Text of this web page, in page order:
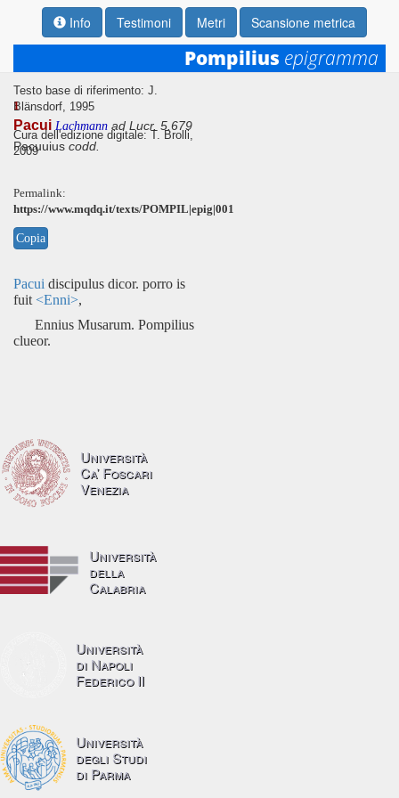
Info Testimoni Metri Scansione metrica
Pompilius epigramma
Testo base di riferimento: J.
Blänsdorf, 1995
Cura dell'edizione digitale: T. Brolli,
2009
Permalink:
https://www.mqdq.it/texts/POMPIL|epig|001
Copia
Pacui discipulus dicor. porro is
fuit <Enni>,
Ennius Musarum. Pompilius
clueor.
1
Pacui Lachmann ad Lucr. 5.679
Pacuuius codd.
Università
Ca’ Foscari
Venezia
Università
della
Calabria
Università
di Napoli
Federico II
Università
degli Studi
di Parma